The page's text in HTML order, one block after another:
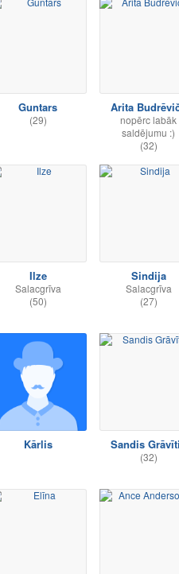
Guntars
(29)
Arita
nopērc labāk
saldējumu :)
(32)
Ilze
Salacgrīva
(50)
Sindija
Salacgrīva
(27)
Kārlis Sandis
(32)